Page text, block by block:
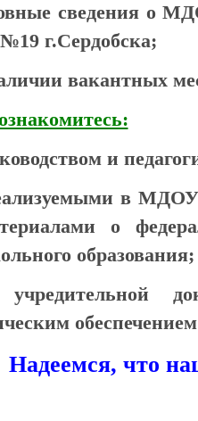
сведения о
г.Сердобска;
вакантных
и
в МДОУ
о
образования;
Надеемся, что